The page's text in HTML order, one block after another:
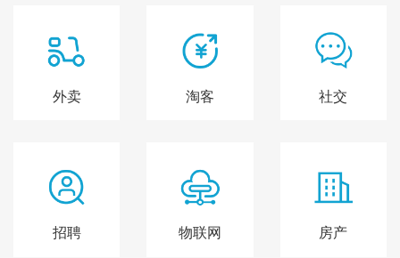
外卖 淘客 社交
招聘 物联网 房产